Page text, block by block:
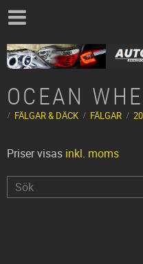
OCEAN
FÄLGAR & DÄCK FÄLGAR
Priser visas inkl. moms